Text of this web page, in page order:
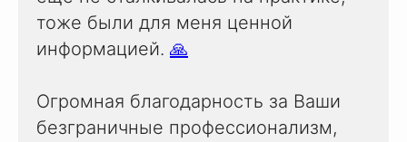
тоже были для меня ценной
информацией. 🙏
Огромная благодарность за Ваши
безграничные профессионализм,